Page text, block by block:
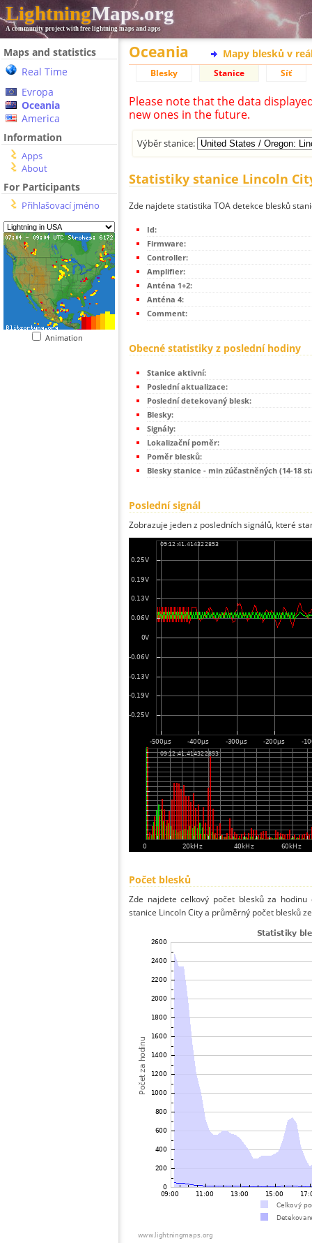
LightningMaps.org
A community project with free lightning maps and apps
Maps and statistics
Real Time
Evropa
Oceania
America
Information
Apps
About
For Participants
Přihlašovací jméno
Animation
Oceania Mapy blesků v
Blesky Stanice Síť
Please note that the data
new ones in the future.
Výběr stanice:
Statistiky stanice Lincoln
Zde najdete statistika TOA detekce blesků
Id:
Firmware:
Controller:
Amplifier:
Anténa 1+2:
Anténa 4:
Comment:
Obecné statistiky z poslední hodiny
Stanice aktivní:
Poslední aktualizace:
Poslední detekovaný blesk:
Blesky:
Signály:
Lokalizační poměr:
Poměr blesků:
Blesky stanice - min zúčastněných (14-18
Poslední signál
Zobrazuje jeden z posledních signálů, které
Počet blesků
Zde najdete celkový počet blesků za
stanice Lincoln City a průměrný počet blesků